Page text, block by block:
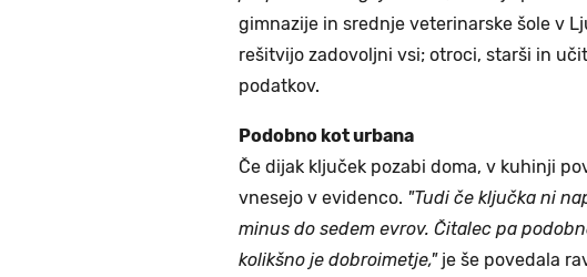
gimnazije in srednje veterinarske šole v
rešitvijo zadovoljni vsi; otroci, starši in
podatkov.
Podobno kot urbana
Če dijak ključek pozabi doma, v kuhinji
vnesejo v evidenco. "Tudi če ključka ni
minus do sedem evrov. Čitalec pa
kolikšno je dobroimetje,"je še povedala